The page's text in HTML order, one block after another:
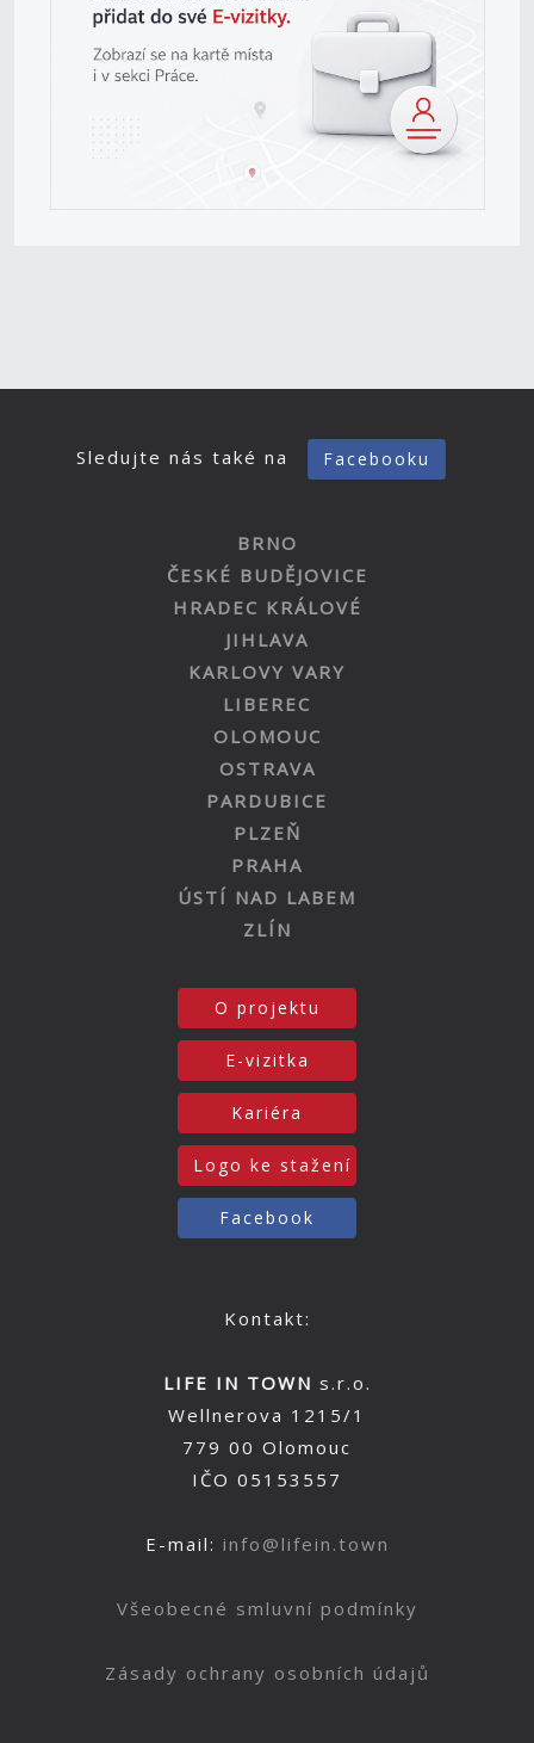
Sledujte nás také na Facebooku
BRNO
ČESKÉ BUDĚJOVICE
HRADEC KRÁLOVÉ
JIHLAVA
KARLOVY VARY
LIBEREC
OLOMOUC
OSTRAVA
PARDUBICE
PLZEŇ
PRAHA
ÚSTÍ NAD LABEM
ZLÍN
O projektu
E-vizitka
Kariéra
Logo ke stažení
Facebook
Kontakt:
LIFE IN TOWN s.r.o.
Wellnerova 1215/1
779 00 Olomouc
IČO 05153557
E-mail: info@lifein.town
Všeobecné smluvní podmínky
Zásady ochrany osobních údajů